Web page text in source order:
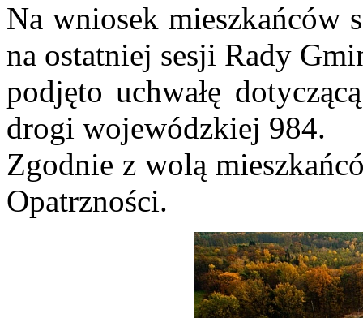
Na wniosek mieszkańców
na ostatniej sesji Rady
podjęto uchwałę
drogi wojewódzkiej 984.
Zgodnie z wolą
Opatrzności.